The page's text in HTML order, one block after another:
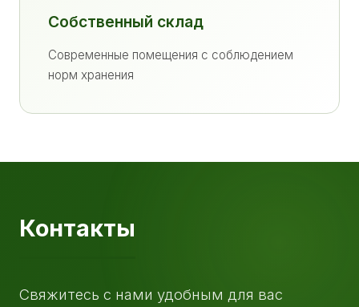
Собственный склад
Современные помещения с соблюдением
норм хранения
Контакты
Свяжитесь с нами удобным для вас